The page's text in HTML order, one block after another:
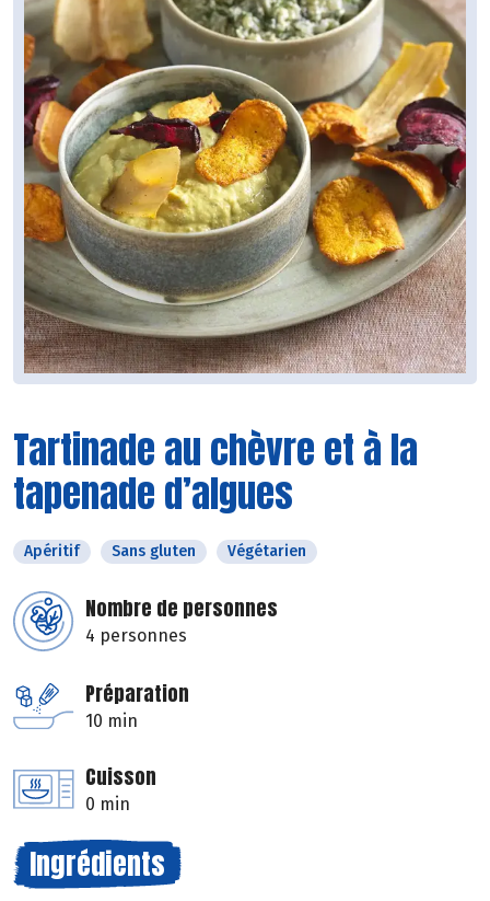
Tartinade au chèvre et à la
tapenade d’algues
Apéritif Sans gluten Végétarien
Nombre de personnes
4 personnes
Préparation
10 min
Cuisson
0 min
Ingrédients